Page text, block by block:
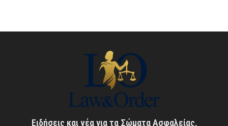
Ειδήσεις και νέα για τα Σώματα Ασφαλείας,